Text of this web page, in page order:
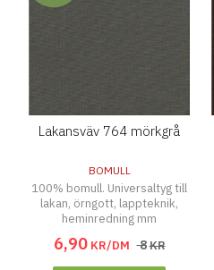
Lakansväv 764 mörkgrå
BOMULL
100% bomull. Universaltyg till
lakan, örngott, lappteknik,
heminredning mm
6,90 KR/DM 8KR